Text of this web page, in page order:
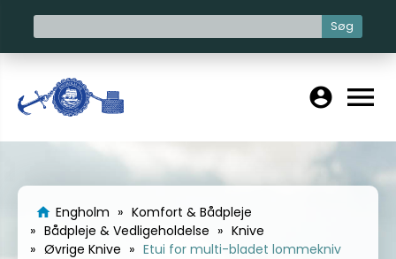
Søg
account_circle menu
home Engholm
Komfort & Bådpleje
Bådpleje & Vedligeholdelse
Knive
Øvrige Knive
Etui for multi-bladet lommekniv